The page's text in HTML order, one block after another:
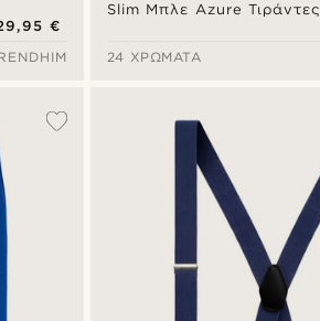
€
Slim Μπλε Azure Τιράντες
24 ΧΡΏΜΑΤΑ